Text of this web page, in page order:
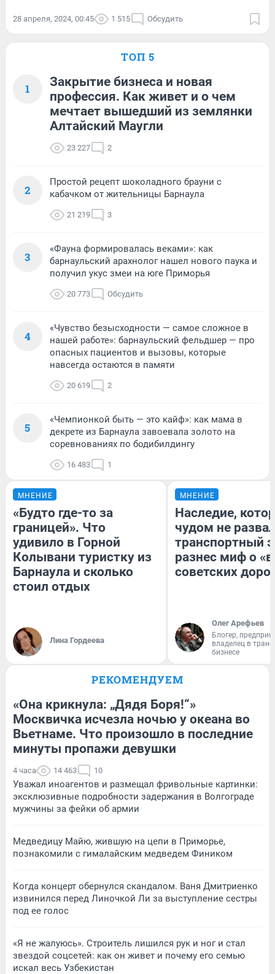
28 апреля, 2024, 00:45 1 515 Обсудить
ТОП 5
1
Закрытие бизнеса и новая
профессия. Как живет и о чем
мечтает вышедший из землянки
Алтайский Маугли
23 227 2
2
Простой рецепт шоколадного брауни с
кабачком от жительницы Барнаула
21 219 3
3
«Фауна формировалась веками»: как
барнаульский арахнолог нашел нового паука и
получил укус змеи на юге Приморья
20 773 Обсудить
4
«Чувство безысходности — самое сложное в
нашей работе»: барнаульский фельдшер — про
опасных пациентов и вызовы, которые
навсегда остаются в памяти
20 619 2
5
«Чемпионкой быть — это кайф»: как мама в
декрете из Барнаула завоевала золото на
соревнованиях по бодибилдингу
16 483 1
МНЕНИЕ
«Будто где-то за
границей». Что
удивило в Горной
Колывани туристку из
Барнаула и сколько
стоил отдых
Лина Гордеева
МНЕНИЕ
Наследие,
чудом не
транспортный
разнес миф о
советских
Олег Арефьев
Блогер,
владелец в
бизнесе
РЕКОМЕНДУЕМ
«Она крикнула: „Дядя Боря!“»
Москвичка исчезла ночью у океана во
Вьетнаме. Что произошло в последние
минуты пропажи девушки
4 часа 14 463 10
Уважал иноагентов и размещал фривольные картинки:
эксклюзивные подробности задержания в Волгограде
мужчины за фейки об армии
Медведицу Майю, жившую на цепи в Приморье,
познакомили с гималайским медведем Фиником
Когда концерт обернулся скандалом. Ваня Дмитриенко
извинился перед Линочкой Ли за выступление сестры
под ее голос
«Я не жалуюсь». Строитель лишился рук и ног и стал
звездой соцсетей: как он живет и почему его семью
искал весь Узбекистан